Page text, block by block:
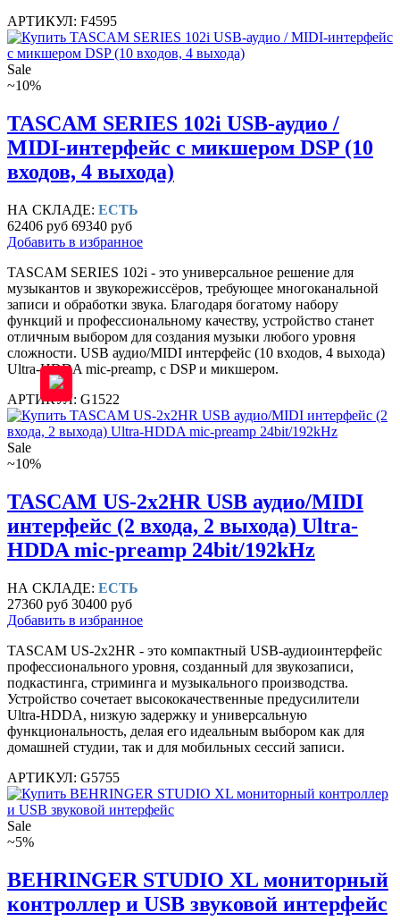
АРТИКУЛ: F4595
Sale
~10%
TASCAM SERIES 102i USB-аудио /
MIDI-интерфейс с микшером DSP (10
входов, 4 выхода)
НА СКЛАДЕ: ЕСТЬ
62406 руб 69340 руб
Добавить в избранное
TASCAM SERIES 102i - это универсальное решение для
музыкантов и звукорежиссёров, требующее многоканальной
записи и обработки звука. Благодаря богатому набору
функций и профессиональному качеству, устройство станет
отличным выбором для создания музыки любого уровня
сложности. USB аудио/MIDI интерфейс (10 входов, 4 выхода)
Ultra-HDDA mic-preamp, с DSP и микшером.
АРТИКУЛ: G1522
Sale
~10%
TASCAM US-2x2HR USB аудио/MIDI
интерфейс (2 входа, 2 выхода) Ultra-
HDDA mic-preamp 24bit/192kHz
НА СКЛАДЕ: ЕСТЬ
27360 руб 30400 руб
Добавить в избранное
TASCAM US‑2x2HR - это компактный USB‑аудиоинтерфейс
профессионального уровня, созданный для звукозаписи,
подкастинга, стриминга и музыкального производства.
Устройство сочетает высококачественные предусилители
Ultra‑HDDA, низкую задержку и универсальную
функциональность, делая его идеальным выбором как для
домашней студии, так и для мобильных сессий записи.
АРТИКУЛ: G5755
Sale
~5%
BEHRINGER STUDIO XL мониторный
контроллер и USB звуковой интерфейс